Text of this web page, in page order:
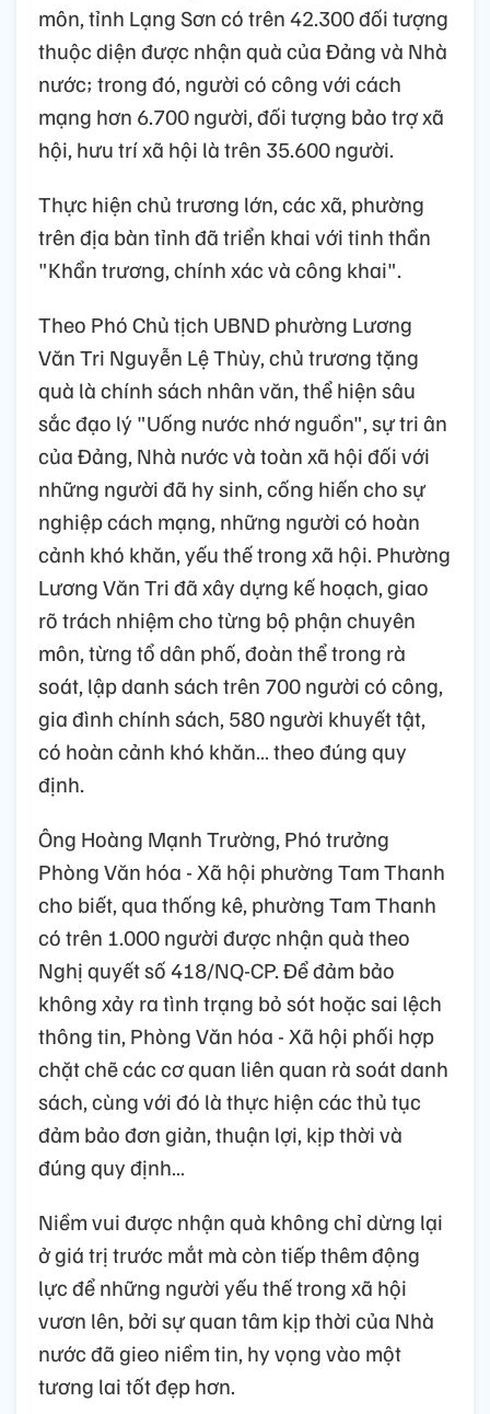
môn, tỉnh Lạng Sơn có trên 42.300 đối tượng
thuộc diện được nhận quà của Đảng và Nhà
nước; trong đó, người có công với cách
mạng hơn 6.700 người, đối tượng bảo trợ xã
hội, hưu trí xã hội là trên 35.600 người.
Thực hiện chủ trương lớn, các xã, phường
trên địa bàn tỉnh đã triển khai với tinh thần
"Khẩn trương, chính xác và công khai".
Theo Phó Chủ tịch UBND phường Lương
Văn Tri Nguyễn Lệ Thùy, chủ trương tặng
quà là chính sách nhân văn, thể hiện sâu
sắc đạo lý "Uống nước nhớ nguồn", sự tri ân
của Đảng, Nhà nước và toàn xã hội đối với
những người đã hy sinh, cống hiến cho sự
nghiệp cách mạng, những người có hoàn
cảnh khó khăn, yếu thế trong xã hội. Phường
Lương Văn Tri đã xây dựng kế hoạch, giao
rõ trách nhiệm cho từng bộ phận chuyên
môn, từng tổ dân phố, đoàn thể trong rà
soát, lập danh sách trên 700 người có công,
gia đình chính sách, 580 người khuyết tật,
có hoàn cảnh khó khăn… theo đúng quy
định.
Ông Hoàng Mạnh Trường, Phó trưởng
Phòng Văn hóa - Xã hội phường Tam Thanh
cho biết, qua thống kê, phường Tam Thanh
có trên 1.000 người được nhận quà theo
Nghị quyết số 418/NQ-CP. Để đảm bảo
không xảy ra tình trạng bỏ sót hoặc sai lệch
thông tin, Phòng Văn hóa - Xã hội phối hợp
chặt chẽ các cơ quan liên quan rà soát danh
sách, cùng với đó là thực hiện các thủ tục
đảm bảo đơn giản, thuận lợi, kịp thời và
đúng quy định…
Niềm vui được nhận quà không chỉ dừng lại
ở giá trị trước mắt mà còn tiếp thêm động
lực để những người yếu thế trong xã hội
vươn lên, bởi sự quan tâm kịp thời của Nhà
nước đã gieo niềm tin, hy vọng vào một
tương lai tốt đẹp hơn.